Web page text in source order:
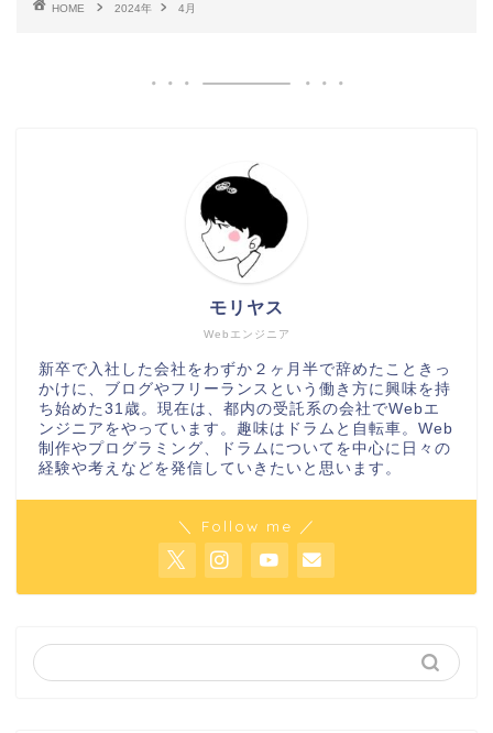
HOME 2024年 4月
Webエンジニア
モリヤス
新卒で入社した会社をわずか２ヶ月半で辞めたこときっ
かけに、ブログやフリーランスという働き方に興味を持
ち始めた31歳。現在は、都内の受託系の会社でWebエ
ンジニアをやっています。趣味はドラムと自転車。Web
制作やプログラミング、ドラムについてを中心に日々の
経験や考えなどを発信していきたいと思います。
＼ Follow me ／